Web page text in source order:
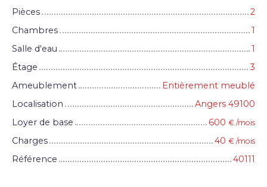
Pièces
2
Chambres
1
Salle d'eau
1
Étage
3
Ameublement
Entièrement meublé
Localisation
Angers 49100
Loyer de base
600 € /mois
Charges 40 € /mois
Référence 40111